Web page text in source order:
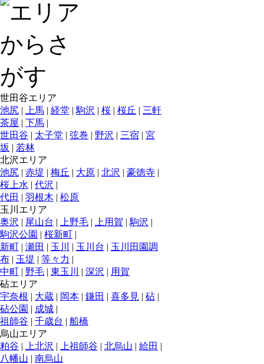
世田谷エリア
池尻 | 上馬 | 経堂 | 駒沢 | 桜 | 桜丘 | 三軒
茶屋 | 下馬 |
世田谷 | 太子堂 | 弦巻 | 野沢 | 三宿 | 宮
坂 | 若林
北沢エリア
池尻 | 赤堤 | 梅丘 | 大原 | 北沢 | 豪徳寺 |
桜上水 | 代沢 |
代田 | 羽根木 | 松原
玉川エリア
奥沢 | 尾山台 | 上野毛 | 上用賀 | 駒沢 |
駒沢公園 | 桜新町 |
新町 | 瀬田 | 玉川 | 玉川台 | 玉川田園調
布 | 玉堤 | 等々力 |
中町 | 野毛 | 東玉川 | 深沢 | 用賀
砧エリア
宇奈根 | 大蔵 | 岡本 | 鎌田 | 喜多見 | 砧 |
砧公園 | 成城 |
祖師谷 | 千歳台 | 船橋
烏山エリア
粕谷 | 上北沢 | 上祖師谷 | 北烏山 | 給田 |
八幡山 | 南烏山